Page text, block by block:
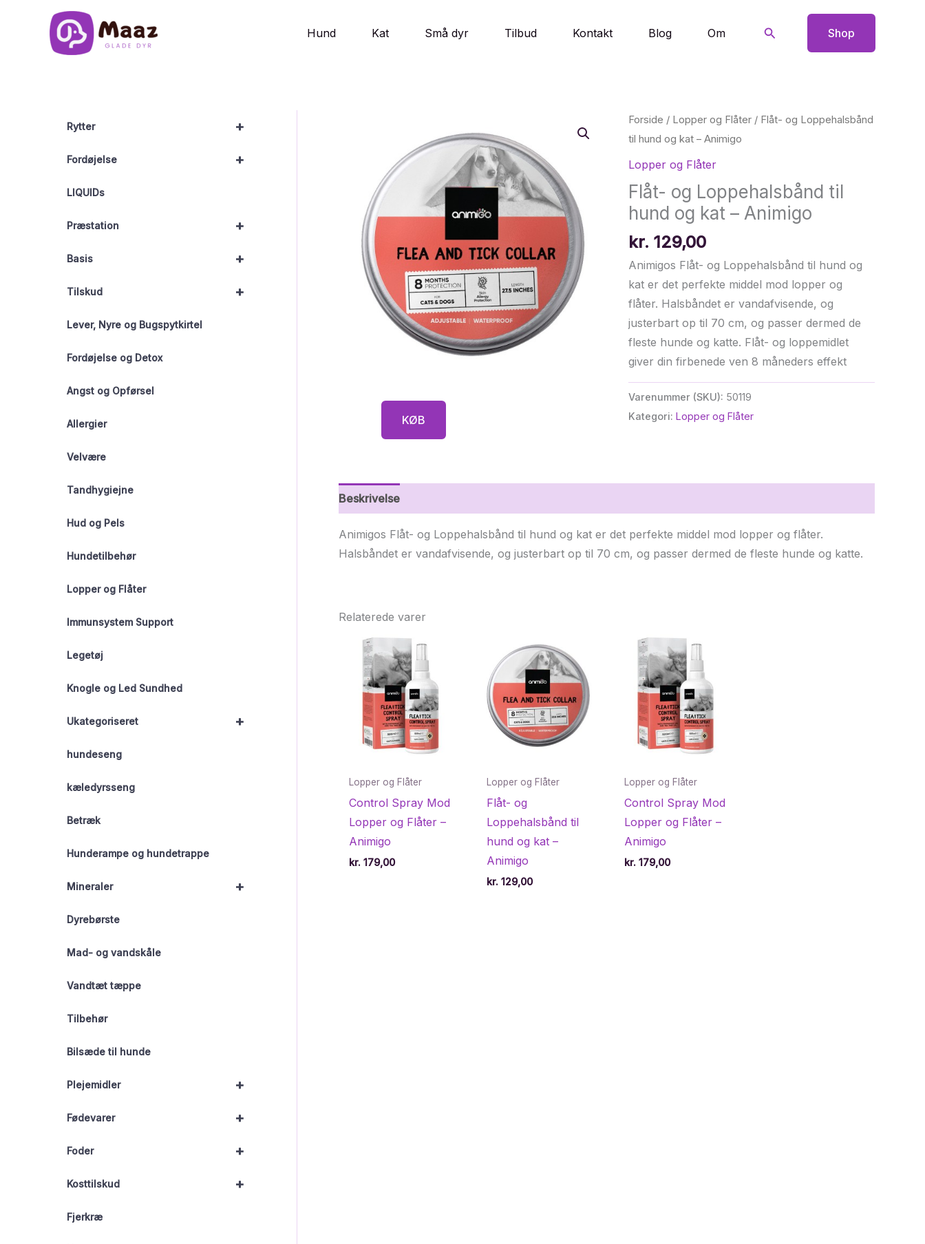
Hund Kat Små dyr Tilbud Kontakt Blog Om Søg Shop
+
Rytter
+
Fordøjelse
LIQUIDs
+
Præstation
+
Basis
+
Tilskud
Lever, Nyre og Bugspytkirtel
Fordøjelse og Detox
Angst og Opførsel
Allergier
Velvære
Tandhygiejne
Hud og Pels
Hundetilbehør
Lopper og Flåter
Immunsystem Support
Legetøj
Knogle og Led Sundhed
+
Ukategoriseret
hundeseng
kæledyrsseng
Betræk
Hunderampe og hundetrappe
+
Mineraler
Dyrebørste
Mad- og vandskåle
Vandtæt tæppe
Tilbehør
Bilsæde til hunde
+
Plejemidler
+
Fødevarer
+
Foder
+
Kosttilskud
Fjerkræ
Forside / Lopper og Flåter/ Flåt- og Loppehalsbånd
til hund og kat – Animigo
Lopper og Flåter
Flåt- og Loppehalsbånd til
hund og kat – Animigo
kr. 129,00
Animigos Flåt- og Loppehalsbånd til hund og
kat er det perfekte middel mod lopper og
flåter. Halsbåndet er vandafvisende, og
justerbart op til 70 cm, og passer dermed de
fleste hunde og katte. Flåt- og loppemidlet
giver din firbenede ven 8 måneders effekt
Varenummer (SKU): 50119
Kategori: Lopper og Flåter
KØB
Beskrivelse
Animigos Flåt- og Loppehalsbånd til hund og kat er det perfekte middel mod lopper og flåter.
Halsbåndet er vandafvisende, og justerbart op til 70 cm, og passer dermed de fleste hunde og katte.
Relaterede varer
Lopper og Flåter
Control Spray Mod
Lopper og Flåter –
Animigo
kr. 179,00
Lopper og Flåter
Flåt- og
Loppehalsbånd til
hund og kat –
Animigo
kr.129,00
Lopper og Flåter
Control Spray Mod
Lopper og Flåter –
Animigo
kr.179,00